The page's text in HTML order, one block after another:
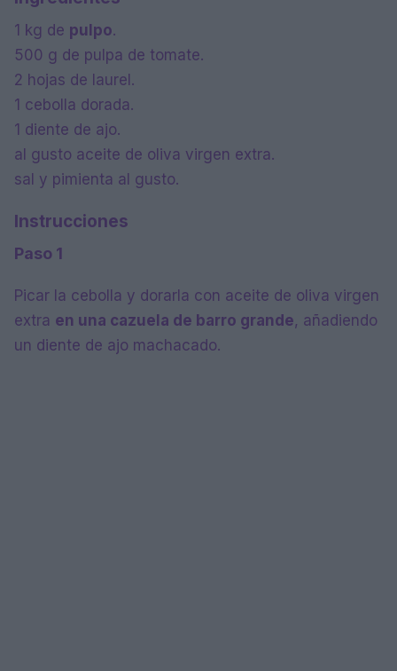
1 kg de pulpo.
500 g de pulpa de tomate.
2 hojas de laurel.
1 cebolla dorada.
1 diente de ajo.
al gusto aceite de oliva virgen extra.
sal y pimienta al gusto.
Instrucciones
Paso 1
Picar la cebolla y dorarla con aceite de oliva virgen
extra en una cazuela de barro grande, añadiendo
un diente de ajo machacado.